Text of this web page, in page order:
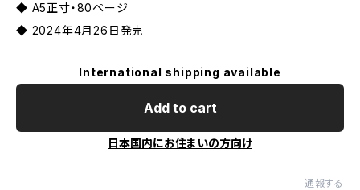
◆ A5正寸・80ページ
◆ 2024年4月26日発売
International shipping available
Add to cart
日本国内にお住まいの方向け
通報する